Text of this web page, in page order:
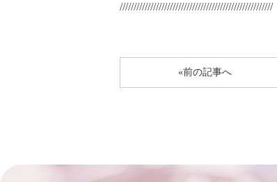
///////////////////////////////////////////////////////
«前の記事へ